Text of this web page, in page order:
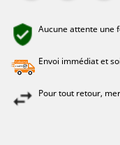
Aucune attente une
Envoi immédiat et
Pour tout retour,